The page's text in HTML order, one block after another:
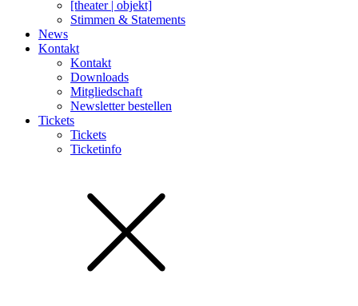
[theater | objekt]
Stimmen & Statements
News
Kontakt
Kontakt
Downloads
Mitgliedschaft
Newsletter bestellen
Tickets
Tickets
Ticketinfo